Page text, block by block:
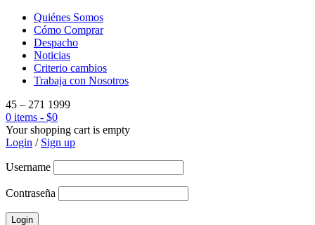
Quiénes Somos
Cómo Comprar
Despacho
Noticias
Criterio cambios
Trabaja con Nosotros
45 – 271 1999
0 items - $0
Your shopping cart is empty
Login / Sign up
Username
Contraseña